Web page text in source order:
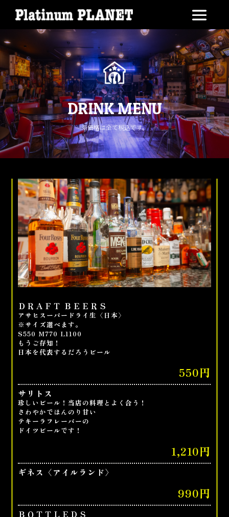
DRINK MENU
※価格は全て税込です。
ＤＲＡＦＴ ＢＥＥＲＳ
アサヒスーパードライ生〈日本〉
※サイズ選べます。
S550 M770 L1100
もうご存知！
日本を代表するだろうビール
550円
サリトス
珍しいビール！当店の料理とよく合う！
さわやかでほんのり甘い
テキーラフレーバーの
ドイツビールです！
1,210円
ギネス〈アイルランド〉
990円
ＢＯＴＴＬＥＤＳ